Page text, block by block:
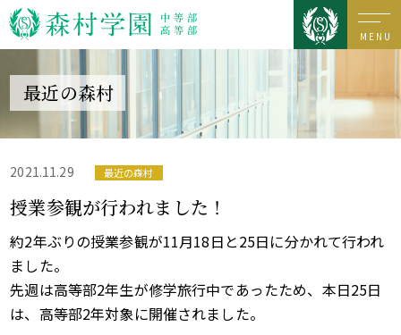
MENU
最近の森村
2021.11.29 最近の森村
授業参観が行われました！
約2年ぶりの授業参観が11月18日と25日に分かれて行われ
ました。
先週は高等部2年生が修学旅行中であったため、本日25日
は、高等部2年対象に開催されました。